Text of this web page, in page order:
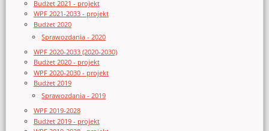
Budżet 2021 - projekt
WPF 2021-2033 - projekt
Budżet 2020
Sprawozdania - 2020
WPF 2020-2033 (2020-2030)
Budżet 2020 - projekt
WPF 2020-2030 - projekt
Budżet 2019
Sprawozdania - 2019
WPF 2019-2028
Budżet 2019 - projekt